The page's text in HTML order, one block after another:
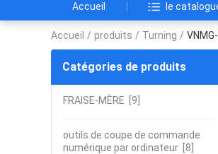
Accueil le
Accueil / produits / Turning /
Catégories de produits
FRAISE-MÈRE [9]
outils de coupe de commande
numérique par ordinateur [8]